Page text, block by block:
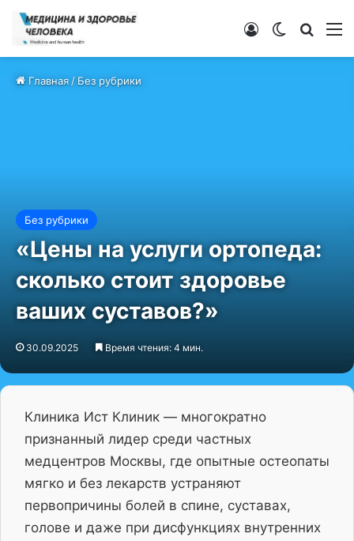
Switch skin
Войти
Главная/Без рубрики
Без рубрики
«Цены на услуги ортопеда:
сколько стоит здоровье
ваших суставов?»
30.09.2025 Время чтения: 4 мин.
Клиника Ист Клиник — многократно
признанный лидер среди частных
медцентров Москвы, где опытные остеопаты
мягко и без лекарств устраняют
первопричины болей в спине, суставах,
голове и даже при дисфункциях внутренних